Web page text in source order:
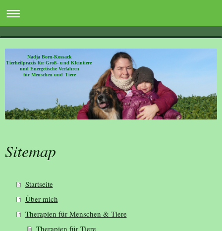
Nadja Born-Kossack
Tierheilpraxis für Groß- und Kleintiere
und Energetische Verfahren
für Menschen und Tiere
Sitemap
Startseite
Über mich
Therapien für Menschen & Tiere
Therapien für Tiere